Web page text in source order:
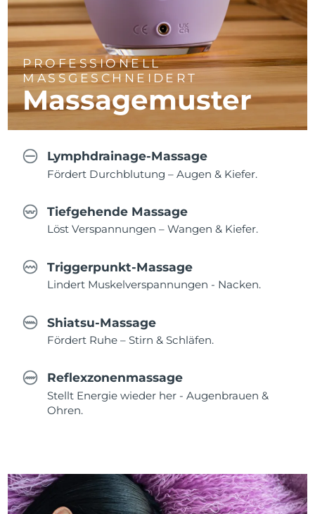
PROFESSIONELL
MASSGESCHNEIDERT
Massagemuster
Lymphdrainage-Massage
Fördert Durchblutung – Augen & Kiefer.
Tiefgehende Massage
Löst Verspannungen – Wangen & Kiefer.
Triggerpunkt-Massage
Lindert Muskelverspannungen - Nacken.
Shiatsu-Massage
Fördert Ruhe – Stirn & Schläfen.
Reflexzonenmassage
Stellt Energie wieder her - Augenbrauen &
Ohren.